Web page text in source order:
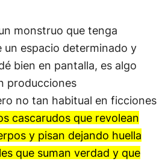
monstruo que tenga
un espacio determinado y
bien en pantalla, es algo
producciones
no tan habitual en ficciones
cascarudos que revolean
y pisan dejando huella
que suman verdad y que